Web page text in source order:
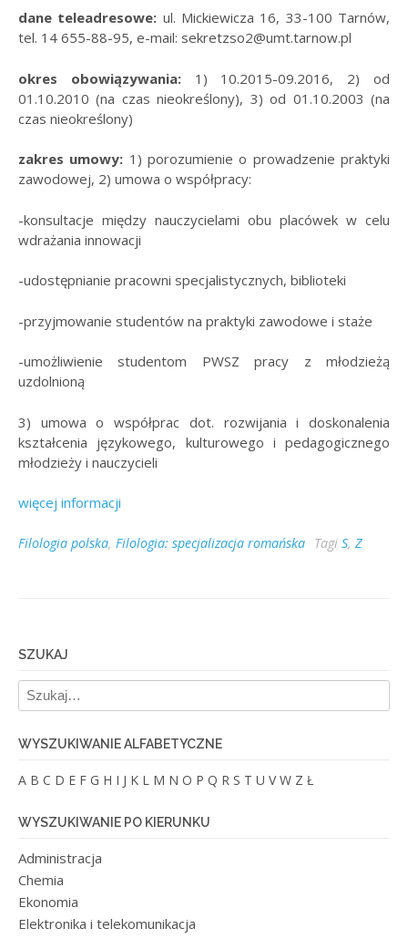
dane teleadresowe: ul. Mickiewicza 16, 33-100 Tarnów,
tel. 14 655-88-95, e-mail: sekretzso2@umt.tarnow.pl
okres obowiązywania:1) 10.2015-09.2016, 2) od
01.10.2010 (na czas nieokreślony), 3) od 01.10.2003 (na
czas nieokreślony)
zakres umowy: 1) porozumienie o prowadzenie praktyki
zawodowej, 2) umowa o współpracy:
-konsultacje między nauczycielami obu placówek w celu
wdrażania innowacji
-udostępnianie pracowni specjalistycznych, biblioteki
-przyjmowanie studentów na praktyki zawodowe i staże
-umożliwienie studentom PWSZ pracy z młodzieżą
uzdolnioną
3) umowa o współprac dot. rozwijania i doskonalenia
kształcenia językowego, kulturowego i pedagogicznego
młodzieży i nauczycieli
więcej informacji
Filologia polska, Filologia: specjalizacja romańska Tagi S, Z
SZUKAJ
WYSZUKIWANIE ALFABETYCZNE
A B C D E F G H I J K L M N O P Q R S T U V W Z Ł
WYSZUKIWANIE PO KIERUNKU
Administracja
Chemia
Ekonomia
Elektronika i telekomunikacja